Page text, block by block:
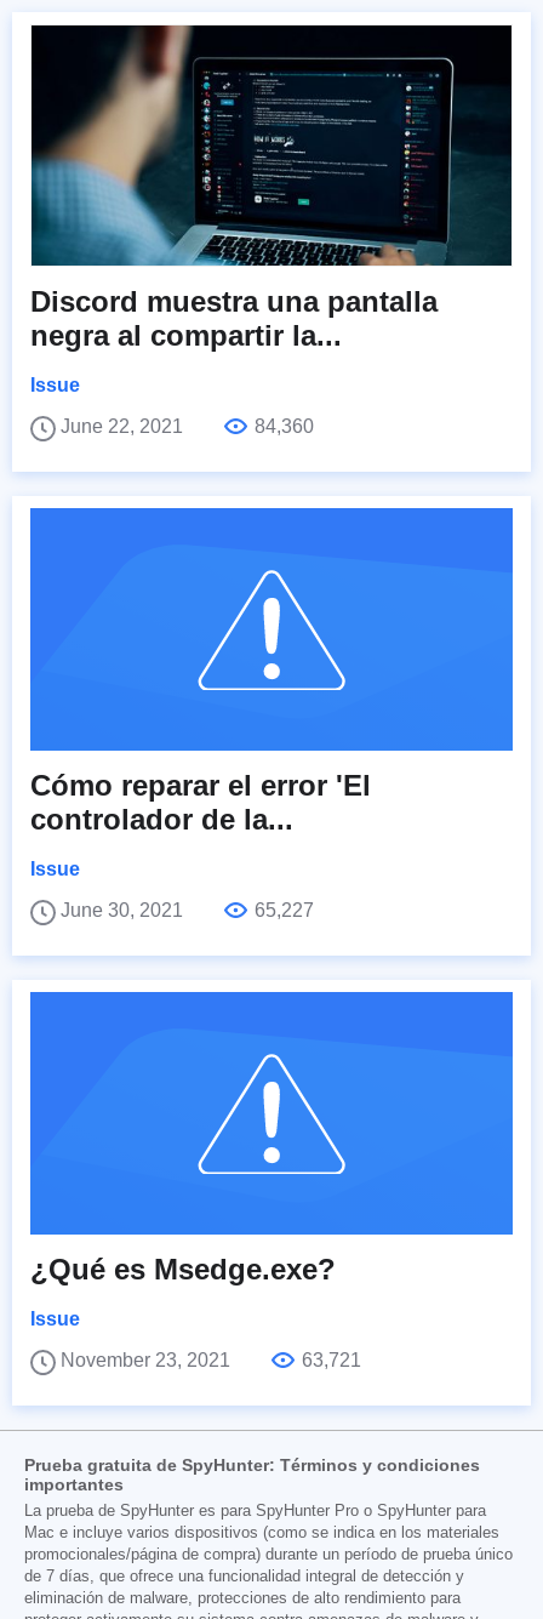
Discord muestra una pantalla
negra al compartir la...
Issue
June 22, 2021
84,360
Cómo reparar el error 'El
controlador de la...
Issue
June 30, 2021
65,227
¿Qué es Msedge.exe?
Issue
November 23, 2021
63,721
Prueba gratuita de SpyHunter: Términos y condiciones
importantes
La prueba de SpyHunter es para SpyHunter Pro o SpyHunter para
Mac e incluye varios dispositivos (como se indica en los materiales
promocionales/página de compra) durante un período de prueba único
de 7 días, que ofrece una funcionalidad integral de detección y
eliminación de malware, protecciones de alto rendimiento para